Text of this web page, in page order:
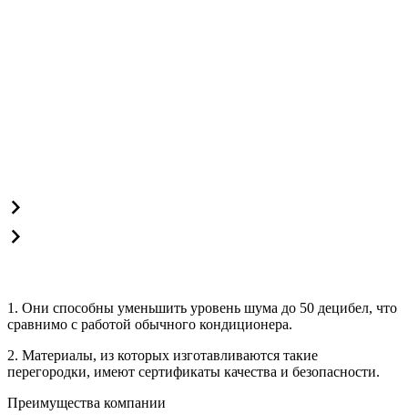
1. Они способны уменьшить уровень шума до 50 децибел, что
сравнимо с работой обычного кондиционера.
2. Материалы, из которых изготавливаются такие
перегородки, имеют сертификаты качества и безопасности.
Преимущества компании